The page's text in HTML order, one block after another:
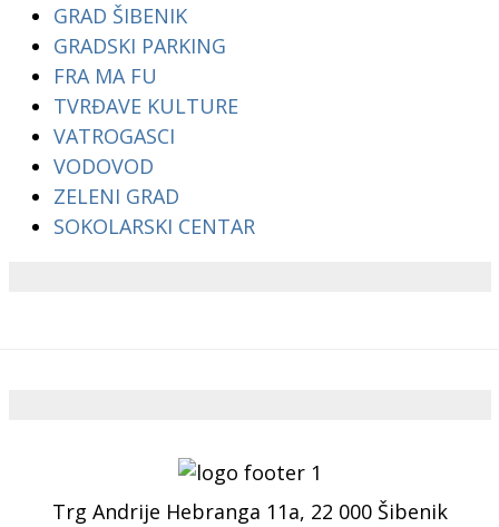
GRAD ŠIBENIK
GRADSKI PARKING
FRA MA FU
TVRĐAVE KULTURE
VATROGASCI
VODOVOD
ZELENI GRAD
SOKOLARSKI CENTAR
Trg Andrije Hebranga 11a, 22 000 Šibenik